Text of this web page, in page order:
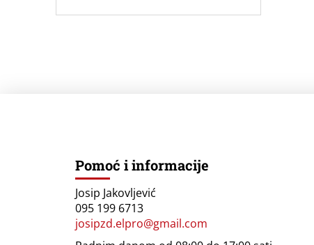
cijena:
Pomoć i informacije
Josip Jakovljević
095 199 6713
josipzd.elpro@gmail.com